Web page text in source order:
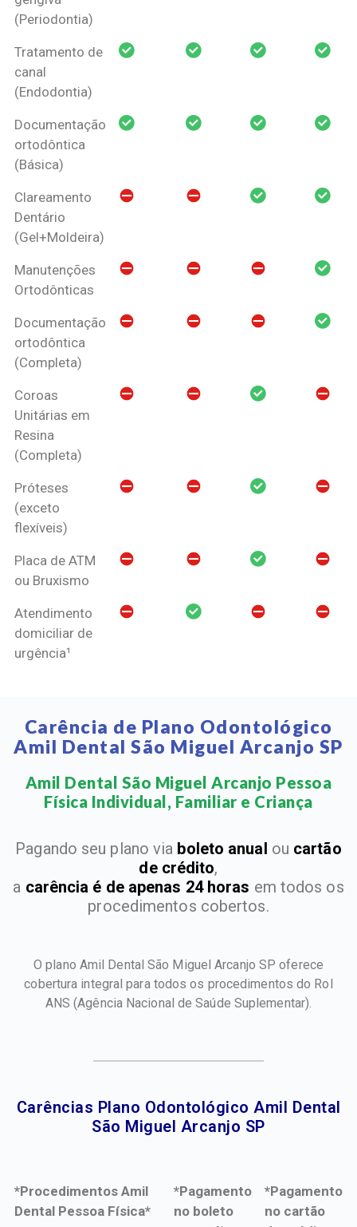
(Periodontia)
Tratamento de
canal
(Endodontia)
Documentação
ortodôntica
(Básica)
Clareamento
Dentário
(Gel+Moldeira)
Manutenções
Ortodônticas
Documentação
ortodôntica
(Completa)
Coroas
Unitárias em
Resina
(Completa)
Próteses
(exceto
flexíveis)
Placa de ATM
ou Bruxismo
Atendimento
domiciliar de
urgência¹
Carência de Plano Odontológico
Amil Dental São Miguel Arcanjo SP
Amil Dental São Miguel Arcanjo Pessoa
Física Individual, Familiar e Criança​
Pagando seu plano via boleto anual ou cartão
de crédito,
a carência é de apenas 24 horas em todos os
procedimentos cobertos.
O plano Amil Dental São Miguel Arcanjo SP oferece
cobertura integral para todos os procedimentos do Rol
ANS(Agência Nacional de Saúde Suplementar).
Carências Plano Odontológico Amil Dental
São Miguel Arcanjo SP​
*Procedimentos Amil
Dental Pessoa Física*
*Pagamento
no boleto
*Pagamento
no cartão